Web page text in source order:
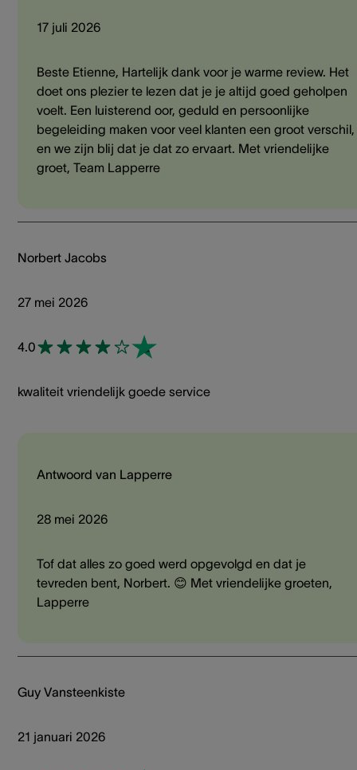
17 juli 2026
Beste Etienne, Hartelijk dank voor je warme review. Het
doet ons plezier te lezen dat je je altijd goed geholpen
voelt. Een luisterend oor, geduld en persoonlijke
begeleiding maken voor veel klanten een groot verschil,
en we zijn blij dat je dat zo ervaart. Met vriendelijke
groet, Team Lapperre
Norbert Jacobs
27 mei 2026
4.0
kwaliteit vriendelijk goede service
Antwoord van Lapperre
28 mei 2026
Tof dat alles zo goed werd opgevolgd en dat je
tevreden bent, Norbert. 😊 Met vriendelijke groeten,
Lapperre
Guy Vansteenkiste
21 januari 2026